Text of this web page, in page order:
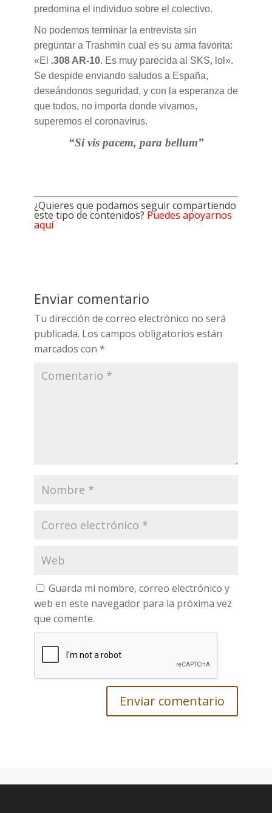
predomina el individuo sobre el colectivo.
No podemos terminar la entrevista sin
preguntar a Trashmin cual es su arma favorita:
«El .308 AR-10. Es muy parecida al SKS, lol».
Se despide enviando saludos a España,
deseándonos seguridad, y con la esperanza de
que todos, no importa donde vivamos,
superemos el coronavirus.
“Si vis pacem, para bellum”
¿Quieres que podamos seguir compartiendo
este tipo de contenidos? Puedes apoyarnos
aquí
Enviar comentario
Tu dirección de correo electrónico no será
publicada. Los campos obligatorios están
marcados con *
Guarda mi nombre, correo electrónico y
web en este navegador para la próxima vez
que comente.